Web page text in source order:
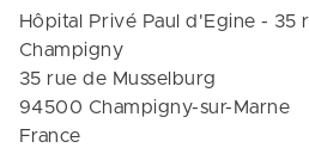
Hôpital Privé Paul d'Egine - 35
Champigny
35 rue de Musselburg
94500 Champigny-sur-Marne
France